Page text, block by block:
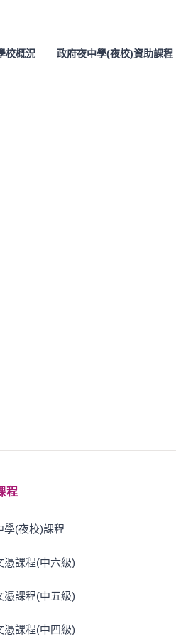
校概況 政府夜中學(夜校)資助課程
程
學(夜校)課程
憑課程(中六級)
憑課程(中五級)
憑課程(中四級)